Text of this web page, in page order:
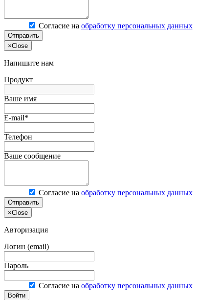
Согласие на обработку персональных данных
Отправить
×Close
Напишите нам
Продукт
Ваше имя
E-mail*
Телефон
Ваше сообщение
Согласие на обработку персональных данных
Отправить
×Close
Авторизация
Логин (email)
Пароль
Согласие на обработку персональных данных
Войти